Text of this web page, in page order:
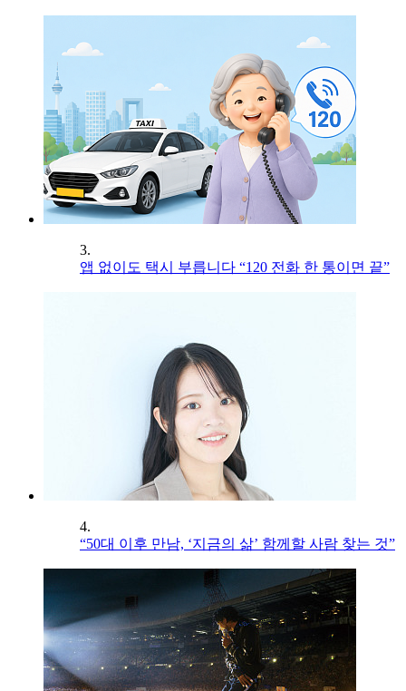
3.
앱 없이도 택시 부릅니다 “120 전화 한 통이면 끝”
4.
“50대 이후 만남, ‘지금의 삶’ 함께할 사람 찾는 것”